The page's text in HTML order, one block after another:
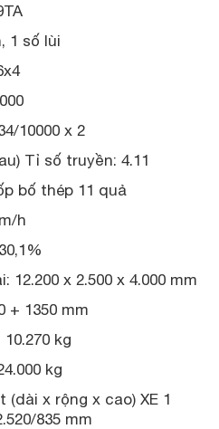
1 số lùi
10000 x 2
Tỉ số truyền: 4.11
bố thép 11 quả
h
x 2.500 x 4.000 mm
+ 1350 mm
kg
kg
x rộng x cao) XE 1
835 mm